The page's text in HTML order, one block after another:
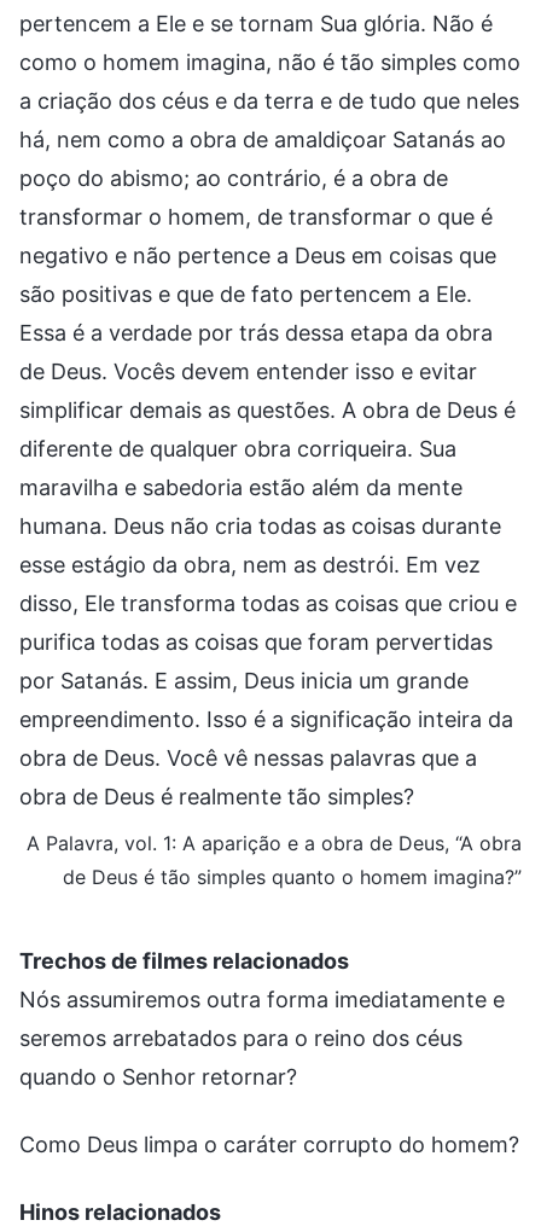
pertencem a Ele e se tornam Sua glória. Não é
como o homem imagina, não é tão simples como
a criação dos céus e da terra e de tudo que neles
há, nem como a obra de amaldiçoar Satanás ao
poço do abismo; ao contrário, é a obra de
transformar o homem, de transformar o que é
negativo e não pertence a Deus em coisas que
são positivas e que de fato pertencem a Ele.
Essa é a verdade por trás dessa etapa da obra
de Deus. Vocês devem entender isso e evitar
simplificar demais as questões. A obra de Deus é
diferente de qualquer obra corriqueira. Sua
maravilha e sabedoria estão além da mente
humana. Deus não cria todas as coisas durante
esse estágio da obra, nem as destrói. Em vez
disso, Ele transforma todas as coisas que criou e
purifica todas as coisas que foram pervertidas
por Satanás. E assim, Deus inicia um grande
empreendimento. Isso é a significação inteira da
obra de Deus. Você vê nessas palavras que a
obra de Deus é realmente tão simples?
A Palavra, vol. 1: A aparição e a obra de Deus, “A obra
de Deus é tão simples quanto o homem imagina?”
Trechos de filmes relacionados
Nós assumiremos outra forma imediatamente e
seremos arrebatados para o reino dos céus
quando o Senhor retornar?
Como Deus limpa o caráter corrupto do homem?
Hinos relacionados